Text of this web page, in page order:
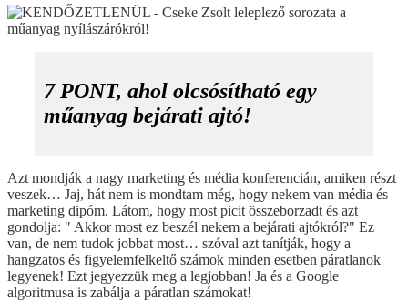
7 PONT, ahol olcsósítható egy
műanyag bejárati ajtó!
Azt mondják a nagy marketing és média konferencián, amiken részt
veszek… Jaj, hát nem is mondtam még, hogy nekem van média és
marketing dipóm. Látom, hogy most picit összeborzadt és azt
gondolja: " Akkor most ez beszél nekem a bejárati ajtókról?" Ez
van, de nem tudok jobbat most… szóval azt tanítják, hogy a
hangzatos és figyelemfelkeltő számok minden esetben páratlanok
legyenek! Ezt jegyezzük meg a legjobban! Ja és a Google
algoritmusa is zabálja a páratlan számokat!